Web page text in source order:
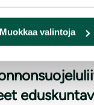
Muokkaa valintoja